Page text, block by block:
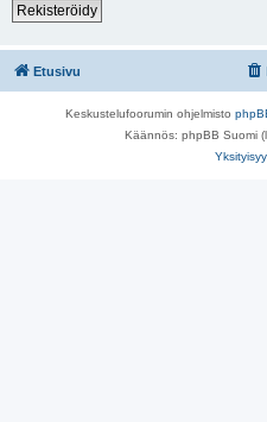
Rekisteröidy
Etusivu
Keskustelufoorumin ohjelmisto
Käännös: phpBB Suomi